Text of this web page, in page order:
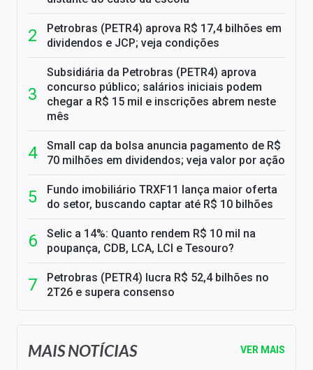
Petrobras (PETR4) aprova R$ 17,4 bilhões em
dividendos e JCP; veja condições
Subsidiária da Petrobras (PETR4) aprova
concurso público; salários iniciais podem
chegar a R$ 15 mil e inscrições abrem neste
mês
Small cap da bolsa anuncia pagamento de R$
70 milhões em dividendos; veja valor por ação
Fundo imobiliário TRXF11 lança maior oferta
do setor, buscando captar até R$ 10 bilhões
Selic a 14%: Quanto rendem R$ 10 mil na
poupança, CDB, LCA, LCI e Tesouro?
Petrobras (PETR4) lucra R$ 52,4 bilhões no
2T26 e supera consenso
MAIS NOTÍCIAS VER MAIS